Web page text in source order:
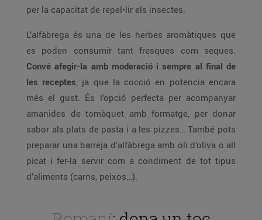
per la capacitat de repel•lir els insectes.
L’alfàbrega és una de les herbes aromàtiques que
es poden consumir tant fresques com seques.
Convé afegir-la amb moderació i sempre al final de
les receptes, ja que la cocció en potencia encara
més el gust. És l’opció perfecta per acompanyar
amanides de tomàquet amb formatge, per donar
sabor als plats de pasta i a les pizzes… També pots
preparar una barreja d’alfàbrega amb oli d’oliva o all
picat i fer-la servir com a condiment de tot tipus
d’aliments (carns, peixos…).